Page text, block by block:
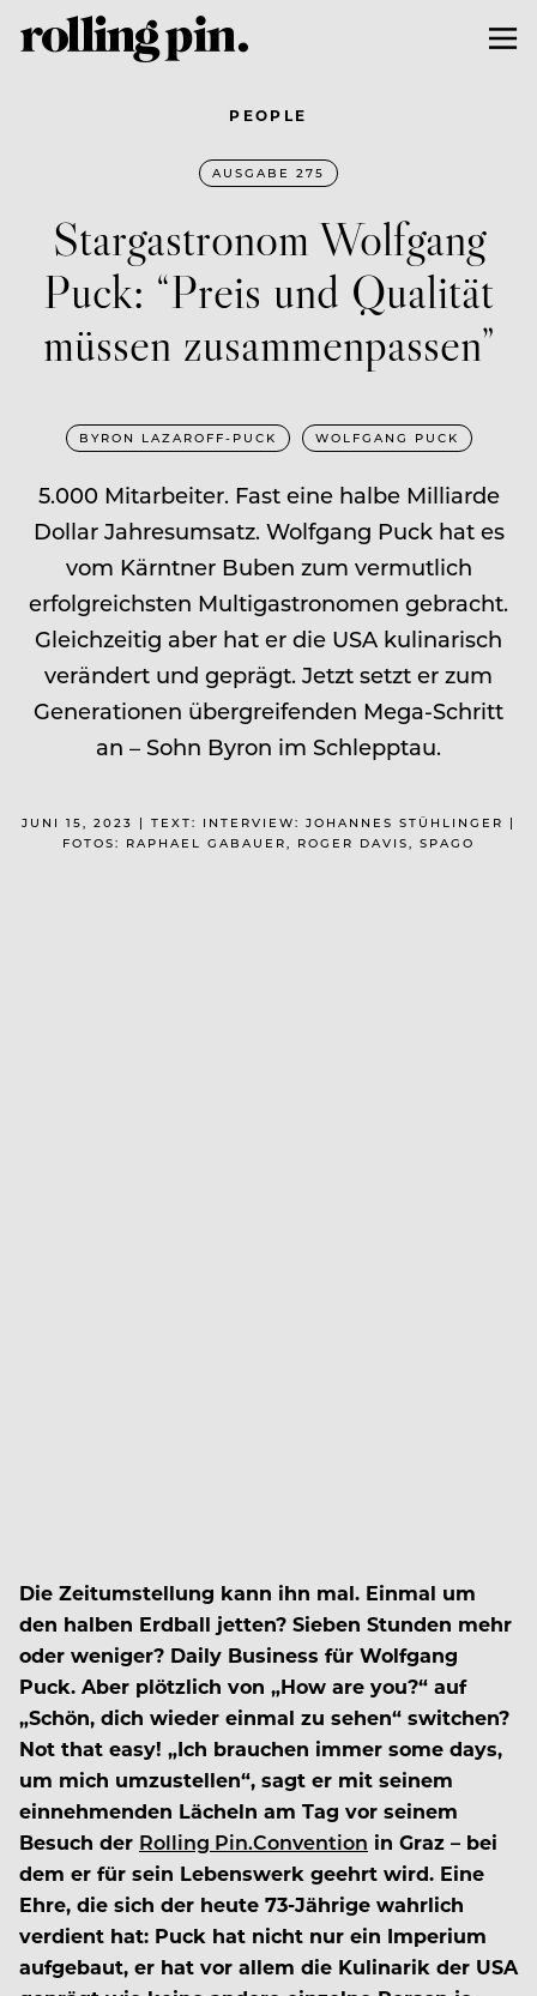
PEOPLE
AUSGABE 275
Stargastronom Wolfgang
Puck: “Preis und Qualität
müssen zusammenpassen”
BYRON LAZAROFF-PUCK WOLFGANG PUCK
5.000 Mitarbeiter. Fast eine halbe Milliarde
Dollar Jahresumsatz. Wolfgang Puck hat es
vom Kärntner Buben zum vermutlich
erfolgreichsten Multigastronomen gebracht.
Gleichzeitig aber hat er die USA kulinarisch
verändert und geprägt. Jetzt setzt er zum
Generationen übergreifenden Mega-Schritt
an – Sohn Byron im Schlepptau.
JUNI 15, 2023 | TEXT: INTERVIEW: JOHANNES STÜHLINGER |
FOTOS: RAPHAEL GABAUER, ROGER DAVIS, SPAGO
Die Zeitumstellung kann ihn mal. Einmal um
den halben Erdball jetten? Sieben Stunden mehr
oder weniger? Daily Business für Wolfgang
Puck. Aber plötzlich von „How are you?“ auf
„Schön, dich wieder einmal zu sehen“ switchen?
Not that easy! „Ich brauchen immer some days,
um mich umzustellen“, sagt er mit seinem
einnehmenden Lächeln am Tag vor seinem
Besuch der Rolling Pin.Convention in Graz – bei
dem er für sein Lebenswerk geehrt wird. Eine
Ehre, die sich der heute 73-Jährige wahrlich
verdient hat: Puck hat nicht nur ein Imperium
aufgebaut, er hat vor allem die Kulinarik der USA